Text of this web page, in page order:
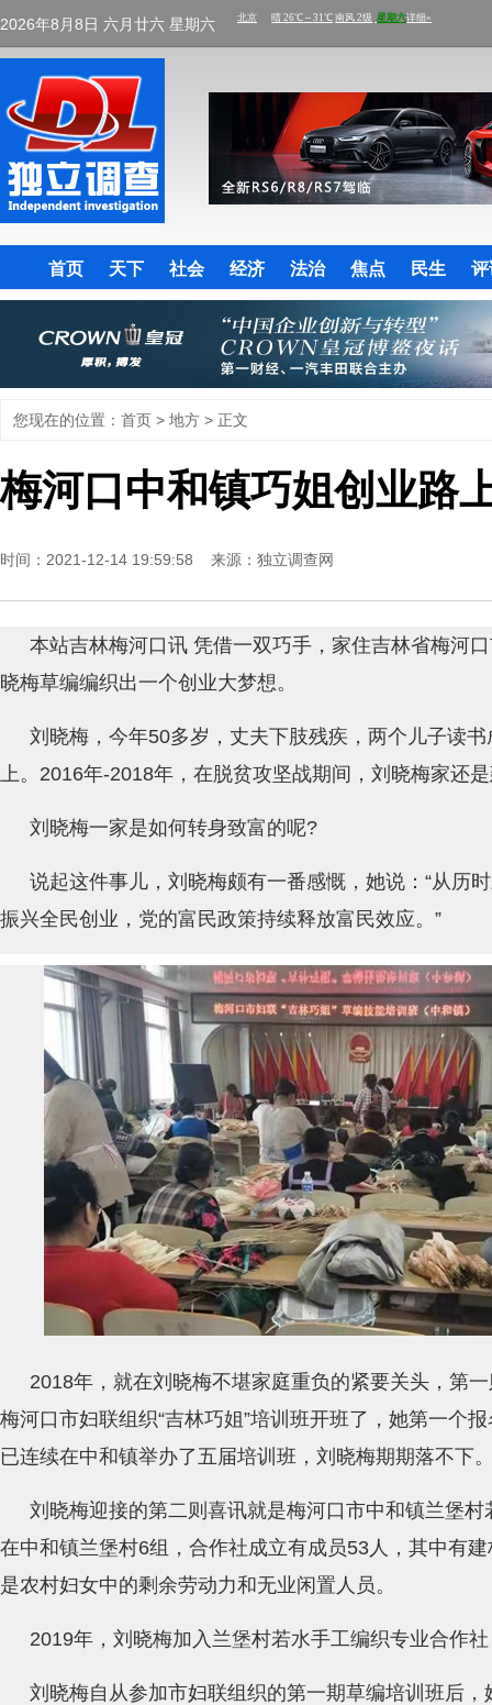
2026年8月8日 六月廿六 星期六
首页 天下 社会 经济 法治 焦点 民生
您现在的位置： 首页 > 地方 > 正文
梅河口中和镇巧姐创业路
时间：2021-12-14 19:59:58 来源： 独立调查网
本站吉林梅河口讯 凭借一双巧手，家住吉林省梅河
晓梅草编编织出一个创业大梦想。
刘晓梅，今年50多岁，丈夫下肢残疾，两个儿子读
上。2016年-2018年，在脱贫攻坚战期间，刘晓梅家还
刘晓梅一家是如何转身致富的呢?
说起这件事儿，刘晓梅颇有一番感慨，她说：“从历
振兴全民创业，党的富民政策持续释放富民效应。”
2018年，就在刘晓梅不堪家庭重负的紧要关头，第
梅河口市妇联组织“吉林巧姐”培训班开班了，她第一个
已连续在中和镇举办了五届培训班，刘晓梅期期落不下
刘晓梅迎接的第二则喜讯就是梅河口市中和镇兰堡
在中和镇兰堡村6组，合作社成立有成员53人，其中有
是农村妇女中的剩余劳动力和无业闲置人员。
2019年，刘晓梅加入兰堡村若水手工编织专业合作
刘晓梅自从参加市妇联组织的第一期草编培训班后